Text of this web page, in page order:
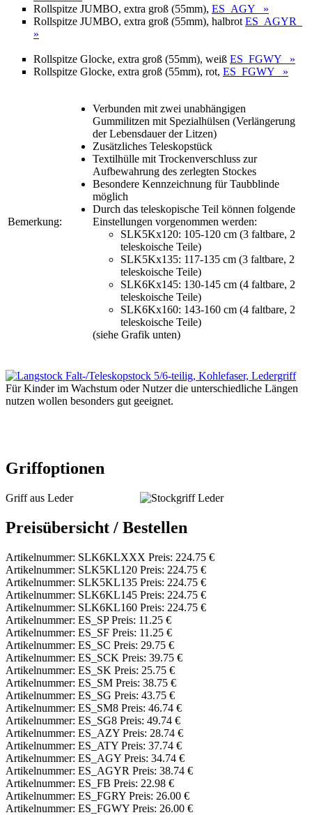
Rollspitze JUMBO, extra groß (55mm), ES_AGY »
Rollspitze JUMBO, extra groß (55mm), halbrot ES_AGYR
»
Rollspitze Glocke, extra groß (55mm), weiß ES_FGWY »
Rollspitze Glocke, extra groß (55mm), rot, ES_FGWY »
Bemerkung:
Verbunden mit zwei unabhängigen
Gummilitzen mit Spezialhülsen (Verlängerung
der Lebensdauer der Litzen)
Zusätzliches Teleskopstück
Textilhülle mit Trockenverschluss zur
Aufbewahrung des zerlegten Stockes
Besondere Kennzeichnung für Taubblinde
möglich
Durch das teleskopische Teil können folgende
Einstellungen vorgenommen werden:
SLK5Kx120: 105-120 cm (3 faltbare, 2
teleskoische Teile)
SLK5Kx135: 117-135 cm (3 faltbare, 2
teleskoische Teile)
SLK6Kx145: 130-145 cm (4 faltbare, 2
teleskoische Teile)
SLK6Kx160: 143-160 cm (4 faltbare, 2
teleskoische Teile)
(siehe Grafik unten)
Für Kinder im Wachstum oder Nutzer die unterschiedliche Längen
nutzen wollen besonders gut geeignet.
Griffoptionen
Griff aus Leder
Preisübersicht / Bestellen
Artikelnummer: SLK6KLXXX Preis: 224.75 €
Artikelnummer: SLK5KL120 Preis: 224.75 €
Artikelnummer: SLK5KL135 Preis: 224.75 €
Artikelnummer: SLK6KL145 Preis: 224.75 €
Artikelnummer: SLK6KL160 Preis: 224.75 €
Artikelnummer: ES_SP Preis: 11.25 €
Artikelnummer: ES_SF Preis: 11.25 €
Artikelnummer: ES_SC Preis: 29.75 €
Artikelnummer: ES_SCK Preis: 39.75 €
Artikelnummer: ES_SK Preis: 25.75 €
Artikelnummer: ES_SM Preis: 38.75 €
Artikelnummer: ES_SG Preis: 43.75 €
Artikelnummer: ES_SM8 Preis: 46.74 €
Artikelnummer: ES_SG8 Preis: 49.74 €
Artikelnummer: ES_AZY Preis: 28.74 €
Artikelnummer: ES_ATY Preis: 37.74 €
Artikelnummer: ES_AGY Preis: 34.74 €
Artikelnummer: ES_AGYR Preis: 38.74 €
Artikelnummer: ES_FB Preis: 22.98 €
Artikelnummer: ES_FGRY Preis: 26.00 €
Artikelnummer: ES_FGWY Preis: 26.00 €